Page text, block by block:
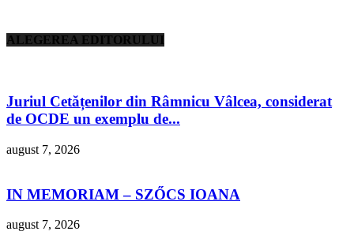
ALEGEREA EDITORULUI
Juriul Cetățenilor din Râmnicu Vâlcea, considerat
de OCDE un exemplu de...
august 7, 2026
IN MEMORIAM – SZŐCS IOANA
august 7, 2026